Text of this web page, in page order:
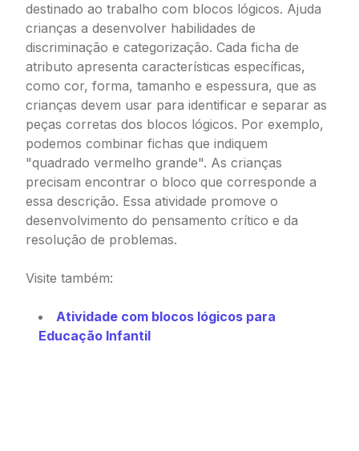
destinado ao trabalho com blocos lógicos. Ajuda
crianças a desenvolver habilidades de
discriminação e categorização. Cada ficha de
atributo apresenta características específicas,
como cor, forma, tamanho e espessura, que as
crianças devem usar para identificar e separar as
peças corretas dos blocos lógicos. Por exemplo,
podemos combinar fichas que indiquem
"quadrado vermelho grande". As crianças
precisam encontrar o bloco que corresponde a
essa descrição. Essa atividade promove o
desenvolvimento do pensamento crítico e da
resolução de problemas.
Visite também:
Atividade com blocos lógicos para
Educação Infantil